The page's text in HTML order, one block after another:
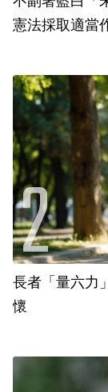
憲法採取適當
長者「量六力
懷